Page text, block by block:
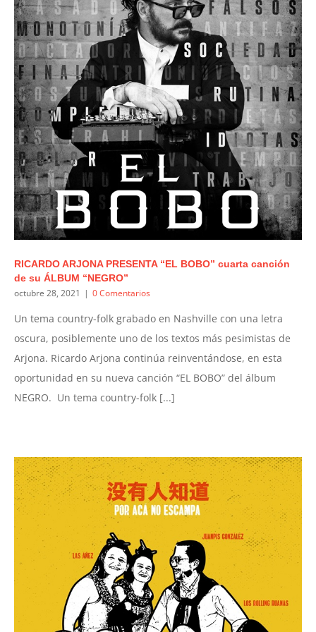
RICARDO ARJONA PRESENTA “EL BOBO” cuarta canción
de su ÁLBUM “NEGRO”
octubre 28, 2021 | 0 Comentarios
Un tema country-folk grabado en Nashville con una letra
oscura, posiblemente uno de los textos más pesimistas de
Arjona. Ricardo Arjona continúa reinventándose, en esta
oportunidad en su nueva canción “EL BOBO” del álbum
NEGRO. Un tema country-folk [...]